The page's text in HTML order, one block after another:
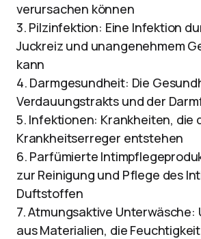
verursachen können
3. Pilzinfektion: Eine Infektion
Juckreiz und unangenehmem
kann
4. Darmgesundheit: Die
Verdauungstrakts und der
5. Infektionen: Krankheiten, die
Krankheitserreger entstehen
6. Parfümierte
zur Reinigung und Pflege des
Duftstoffen
7. Atmungsaktive Unterwäsche:
aus Materialien, die Feuchtigkeit